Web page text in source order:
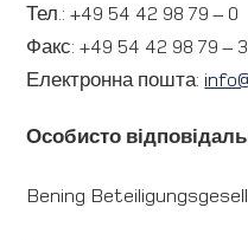
Тел.: +49 54 42 98 79 – 0
Факс: +49 54 42 98 79 –
Електронна пошта:
Особисто
Bening